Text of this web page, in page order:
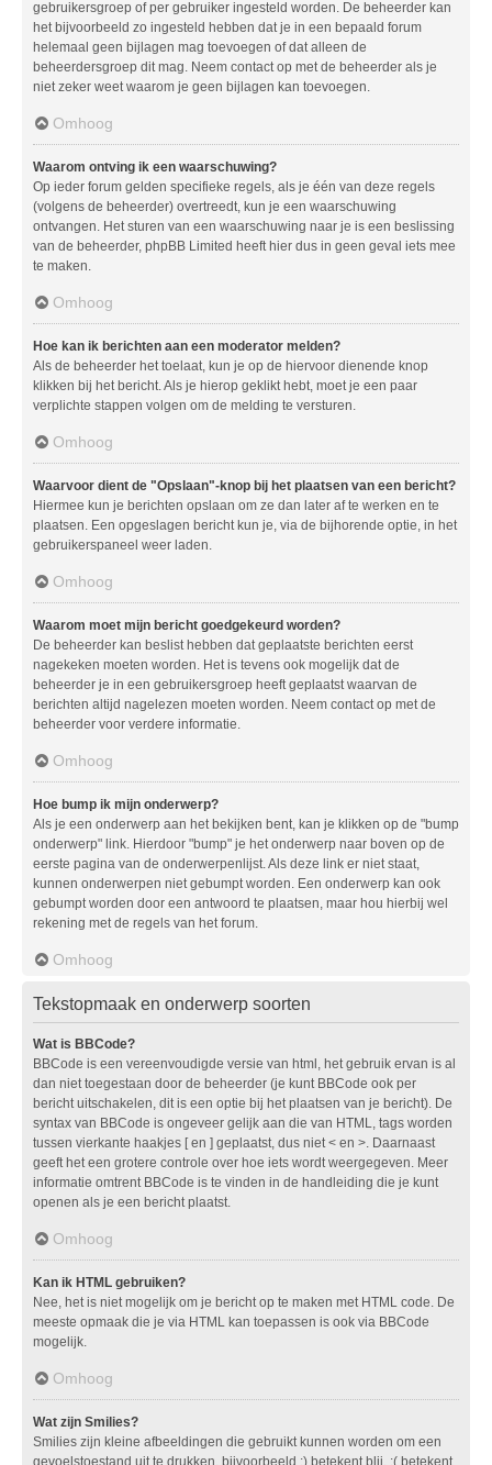
gebruikersgroep of per gebruiker ingesteld worden. De beheerder kan
het bijvoorbeeld zo ingesteld hebben dat je in een bepaald forum
helemaal geen bijlagen mag toevoegen of dat alleen de
beheerdersgroep dit mag. Neem contact op met de beheerder als je
niet zeker weet waarom je geen bijlagen kan toevoegen.
Omhoog
Waarom ontving ik een waarschuwing?
Op ieder forum gelden specifieke regels, als je één van deze regels
(volgens de beheerder) overtreedt, kun je een waarschuwing
ontvangen. Het sturen van een waarschuwing naar je is een beslissing
van de beheerder, phpBB Limited heeft hier dus in geen geval iets mee
te maken.
Omhoog
Hoe kan ik berichten aan een moderator melden?
Als de beheerder het toelaat, kun je op de hiervoor dienende knop
klikken bij het bericht. Als je hierop geklikt hebt, moet je een paar
verplichte stappen volgen om de melding te versturen.
Omhoog
Waarvoor dient de "Opslaan"-knop bij het plaatsen van een bericht?
Hiermee kun je berichten opslaan om ze dan later af te werken en te
plaatsen. Een opgeslagen bericht kun je, via de bijhorende optie, in het
gebruikerspaneel weer laden.
Omhoog
Waarom moet mijn bericht goedgekeurd worden?
De beheerder kan beslist hebben dat geplaatste berichten eerst
nagekeken moeten worden. Het is tevens ook mogelijk dat de
beheerder je in een gebruikersgroep heeft geplaatst waarvan de
berichten altijd nagelezen moeten worden. Neem contact op met de
beheerder voor verdere informatie.
Omhoog
Hoe bump ik mijn onderwerp?
Als je een onderwerp aan het bekijken bent, kan je klikken op de "bump
onderwerp" link. Hierdoor "bump" je het onderwerp naar boven op de
eerste pagina van de onderwerpenlijst. Als deze link er niet staat,
kunnen onderwerpen niet gebumpt worden. Een onderwerp kan ook
gebumpt worden door een antwoord te plaatsen, maar hou hierbij wel
rekening met de regels van het forum.
Omhoog
Tekstopmaak en onderwerp soorten
Wat is BBCode?
BBCode is een vereenvoudigde versie van html, het gebruik ervan is al
dan niet toegestaan door de beheerder (je kunt BBCode ook per
bericht uitschakelen, dit is een optie bij het plaatsen van je bericht). De
syntax van BBCode is ongeveer gelijk aan die van HTML, tags worden
tussen vierkante haakjes [ en ] geplaatst, dus niet < en >. Daarnaast
geeft het een grotere controle over hoe iets wordt weergegeven. Meer
informatie omtrent BBCode is te vinden in de handleiding die je kunt
openen als je een bericht plaatst.
Omhoog
Kan ik HTML gebruiken?
Nee, het is niet mogelijk om je bericht op te maken met HTML code. De
meeste opmaak die je via HTML kan toepassen is ook via BBCode
mogelijk.
Omhoog
Wat zijn Smilies?
Smilies zijn kleine afbeeldingen die gebruikt kunnen worden om een